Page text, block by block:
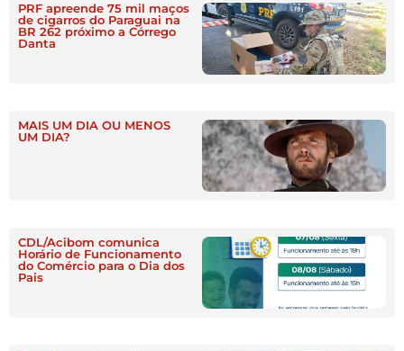
PRF apreende 75 mil maços
de cigarros do Paraguai na
BR 262 próximo a Córrego
Danta
MAIS UM DIA OU MENOS
UM DIA?
CDL/Acibom comunica
Horário de Funcionamento
do Comércio para o Dia dos
Pais